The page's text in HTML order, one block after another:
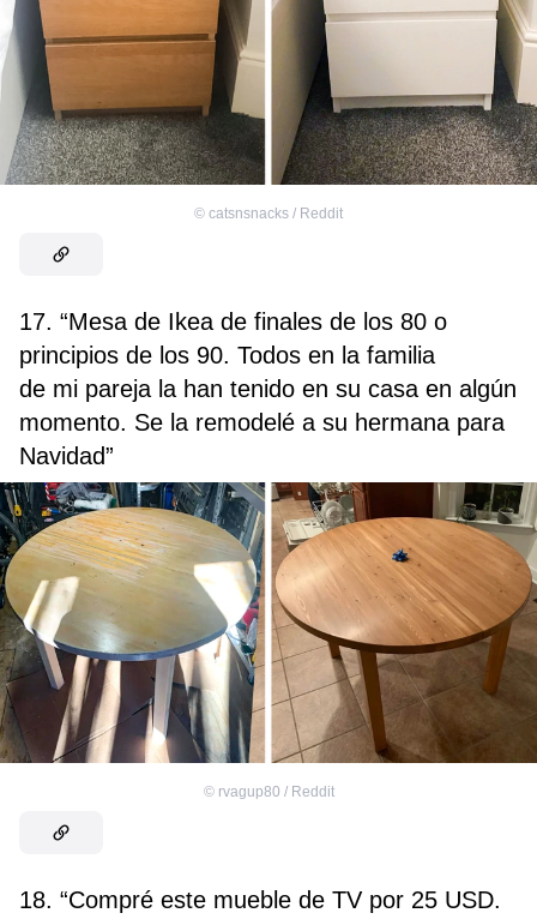
© catsnsnacks / Reddit
17. “Mesa de Ikea de finales de los 80 o
principios de los 90. Todos en la familia
de mi pareja la han tenido en su casa en algún
momento. Se la remodelé a su hermana para
Navidad”
© rvagup80 / Reddit
18. “Compré este mueble de TV por 25 USD.